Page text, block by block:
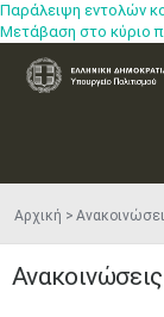
Παράλειψη εντολών
Μετάβαση στο κύριο
Αρχική
Ανακοινώσεις